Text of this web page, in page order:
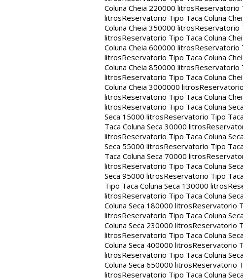
Coluna Cheia 220000 litrosReservatorio
litrosReservatorio Tipo Taca Coluna
Coluna Cheia 350000 litrosReservatorio
litrosReservatorio Tipo Taca Coluna
Coluna Cheia 600000 litrosReservatorio
litrosReservatorio Tipo Taca Coluna
Coluna Cheia 850000 litrosReservatorio
litrosReservatorio Tipo Taca Coluna
Coluna Cheia 3000000 litros
litrosReservatorio Tipo Taca Coluna
litrosReservatorio Tipo Taca Coluna
Seca 15000 litrosReservatorio Tipo
Taca Coluna Seca 30000 litros
litrosReservatorio Tipo Taca Coluna
Seca 55000 litrosReservatorio Tipo
Taca Coluna Seca 70000 litros
litrosReservatorio Tipo Taca Coluna
Seca 95000 litrosReservatorio Tipo
Tipo Taca Coluna Seca 130000 litros
litrosReservatorio Tipo Taca Coluna
Coluna Seca 180000 litrosReservatorio
litrosReservatorio Tipo Taca Coluna
Coluna Seca 230000 litrosReservatorio
litrosReservatorio Tipo Taca Coluna
Coluna Seca 400000 litrosReservatorio
litrosReservatorio Tipo Taca Coluna
Coluna Seca 650000 litrosReservatorio
litrosReservatorio Tipo Taca Coluna